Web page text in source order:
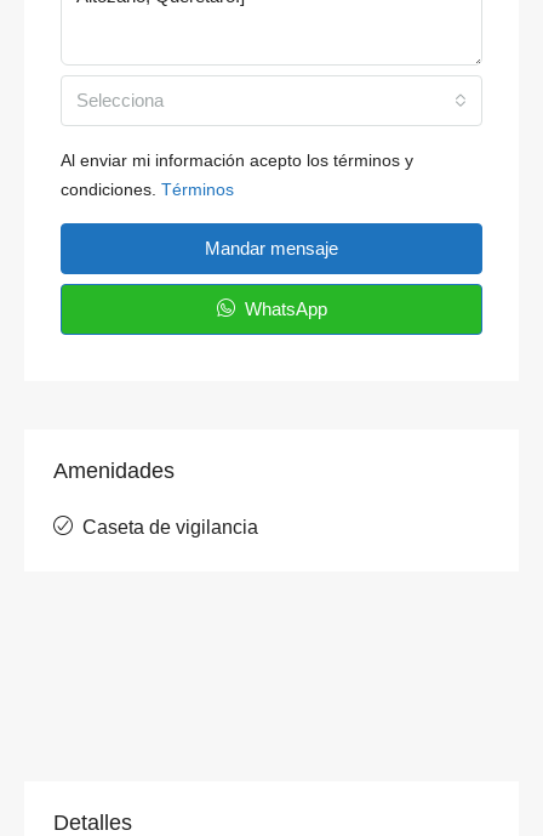
Selecciona
Al enviar mi información acepto los términos y
condiciones. Términos
Mandar mensaje
WhatsApp
Amenidades
Caseta de vigilancia
Detalles